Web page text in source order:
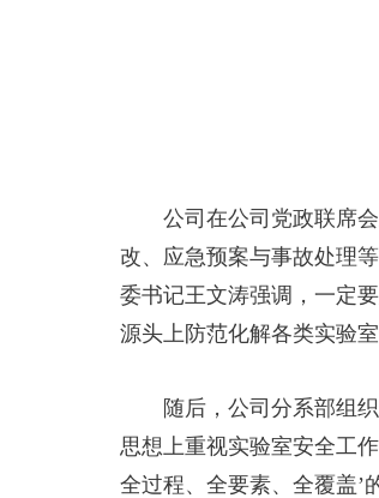
公司在公司党政联席
改、应急预案与事故处理
委书记王文涛强调，一定
源头上防范化解各类实验室
随后，公司分系部组
思想上重视实验室安全工
全过程、全要素、全覆盖’